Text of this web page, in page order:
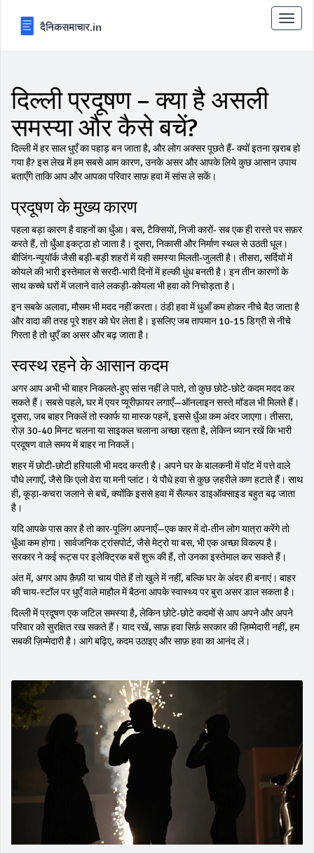
टॉगल
से
दिल्ली प्रदूषण – क्या है असली
समस्या और कैसे बचें?
दिल्ली में हर साल धुएँ का पहाड़ बन जाता है, और लोग अक्सर पूछते हैं‑ क्यों इतना ख़राब हो
गया है? इस लेख में हम सबसे आम कारण, उनके असर और आपके लिये कुछ आसान उपाय
बताएँगे ताकि आप और आपका परिवार साफ़ हवा में सांस ले सकें।
प्रदूषण के मुख्य कारण
पहला बड़ा कारण है वाहनों का धुँआ। बस, टैक्सियों, निजी कारों‑ सब एक ही रास्ते पर सफ़र
करते हैं, तो धुँआ इकट्ठा हो जाता है। दूसरा, निकासी और निर्माण स्थल से उठती धूल।
बीजिंग‑न्यूयॉर्क जैसी बड़ी‑बड़ी शहरों में यही समस्या मिलती‑जुलती है। तीसरा, सर्दियों में
कोयले की भारी इस्तेमाल से सरदी‑भारी दिनों में हल्की धुंध बनती है। इन तीन कारणों के
साथ कच्चे घरों में जलाने वाले लकड़ी‑कोयला भी हवा को निचोड़ता है।
इन सबके अलावा, मौसम भी मदद नहीं करता। ठंडी हवा में धुआँ कम होकर नीचे बैठ जाता है
और वादा की तरह पूरे शहर को घेर लेता है। इसलिए जब तापमान 10‑15 डिग्री से नीचे
गिरता है तो धुएँ का असर और बढ़ जाता है।
स्वस्थ रहने के आसान कदम
अगर आप अभी भी बाहर निकलते‑हुए सांस नहीं ले पाते, तो कुछ छोटे‑छोटे कदम मदद कर
सकते हैं। सबसे पहले, घर में एयर प्यूरीफ़ायर लगाएँ—ऑनलाइन सस्ते मॉडल भी मिलते हैं।
दूसरा, जब बाहर निकलें तो स्कार्फ या मास्क पहनें, इससे धुँआ कम अंदर जाएगा। तीसरा,
रोज़ 30‑40 मिनट चलना या साइकल चलाना अच्छा रहता है, लेकिन ध्यान रखें कि भारी
प्रदूषण वाले समय में बाहर ना निकलें।
शहर में छोटी‑छोटी हरियाली भी मदद करती है। अपने घर के बालकनी में पॉट में पत्ते वाले
पौधे लगाएँ, जैसे कि एलो वेरा या मनी प्लांट। ये पौधे हवा से कुछ ज़हरीले कण हटाते हैं। साथ
ही, कूड़ा‑कचरा जलाने से बचें, क्योंकि इससे हवा में सैल्फर डाइऑक्साइड बहुत बढ़ जाता
है।
यदि आपके पास कार है तो कार‑पूलिंग अपनाएँ—एक कार में दो‑तीन लोग यात्रा करेंगे तो
धुँआ कम होगा। सार्वजनिक ट्रांसपोर्ट, जैसे मेट्रो या बस, भी एक अच्छा विकल्प है।
सरकार ने कई रूट्स पर इलेक्ट्रिक बसें शुरू की हैं, तो उनका इस्तेमाल कर सकते हैं।
अंत में, अगर आप क़ैफ़ी या चाय पीते हैं तो खुले में नहीं, बल्कि घर के अंदर ही बनाएं। बाहर
की चाय‑स्टॉल पर धुएँ वाले माहौल में बैठना आपके स्वास्थ्य पर बुरा असर डाल सकता है।
दिल्ली में प्रदूषण एक जटिल समस्या है, लेकिन छोटे‑छोटे कदमों से आप अपने और अपने
परिवार को सुरक्षित रख सकते हैं। याद रखें, साफ़ हवा सिर्फ़ सरकार की ज़िम्मेदारी नहीं, हम
सबकी ज़िम्मेदारी है। आगे बढ़िए, कदम उठाइए और साफ़ हवा का आनंद लें।